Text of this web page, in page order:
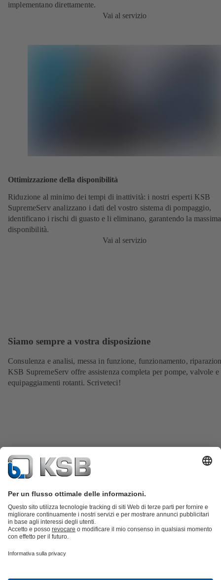
implementano direttamente.
Vai al servizio
Ottimizzazione della disponibilità
Riduzione al minimo dei tempi di inattività: i nostri esperti KSB
SupremeServ analizzano i dati del vostro sistema di pompaggio,
identificano i rischi di guasto e li eliminano, garantendo la massima
disponibilità.
Vai al servizio
Siamo sempre a vostra disposizione
Consulenza e analisi, messa in funzione, funzionamento,
KSB SupremeServ offre assistenza completa per pompe, valvole
equipaggiamenti rotanti. Scriveteci!
Catalogo prodottiKSB SupremeServ: parti di ricambio